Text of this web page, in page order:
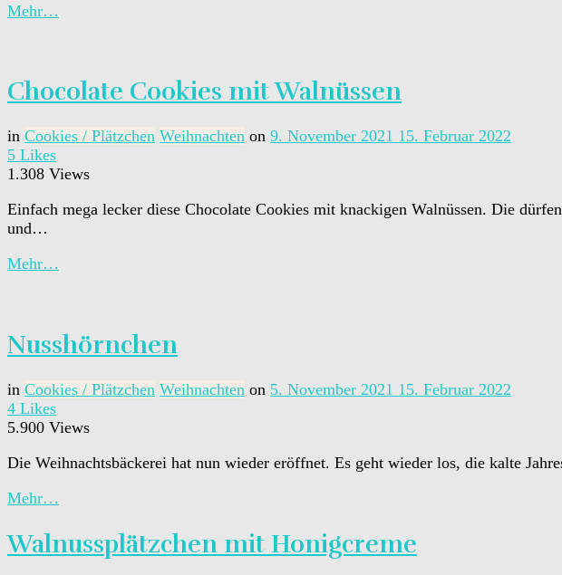
Mehr…
Chocolate Cookies mit Walnüssen
in Cookies / Plätzchen Weihnachten on 9. November 2021 15. Februar 2022
5 Likes
1.308 Views
Einfach mega lecker diese Chocolate Cookies mit knackigen Walnüssen. Die
und…
Mehr…
Nusshörnchen
in Cookies / Plätzchen Weihnachten on 5. November 2021 15. Februar 2022
4 Likes
5.900 Views
Die Weihnachtsbäckerei hat nun wieder eröffnet. Es geht wieder los, die kalte
Mehr…
Walnussplätzchen mit Honigcreme